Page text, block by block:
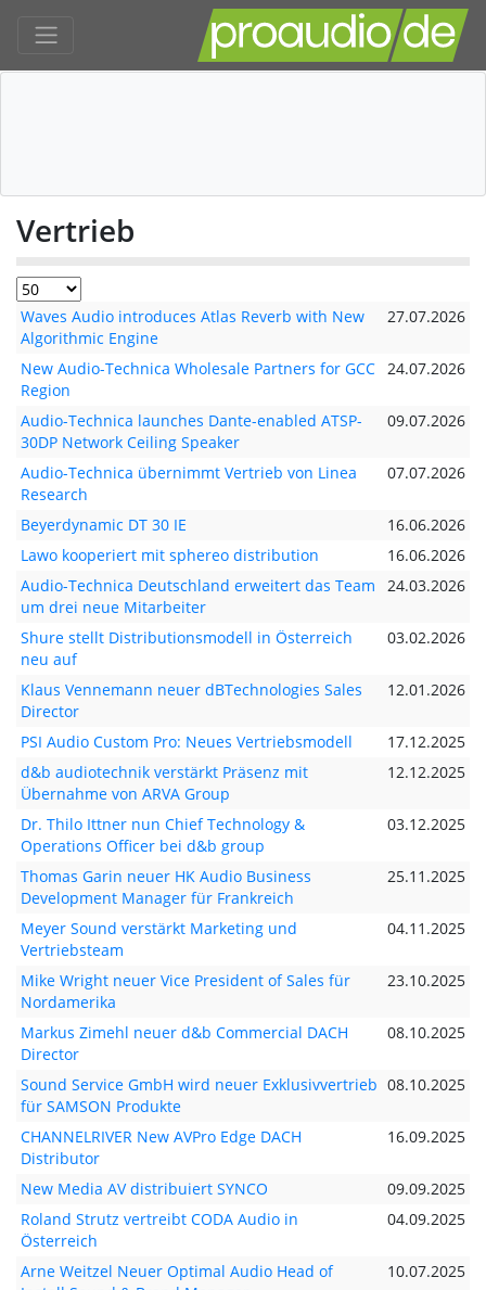
Vertrieb
Waves Audio introduces Atlas Reverb with New
Algorithmic Engine
27.07.2026
New Audio-Technica Wholesale Partners for GCC
Region
24.07.2026
Audio-Technica launches Dante-enabled ATSP-
30DP Network Ceiling Speaker
09.07.2026
Audio-Technica übernimmt Vertrieb von Linea
Research
07.07.2026
Beyerdynamic DT 30 IE
16.06.2026
Lawo kooperiert mit sphereo distribution
16.06.2026
Audio-Technica Deutschland erweitert das Team
um drei neue Mitarbeiter
24.03.2026
Shure stellt Distributionsmodell in Österreich
neu auf
03.02.2026
Klaus Vennemann neuer dBTechnologies Sales
Director
12.01.2026
PSI Audio Custom Pro: Neues Vertriebsmodell
17.12.2025
d&b audiotechnik verstärkt Präsenz mit
Übernahme von ARVA Group
12.12.2025
Dr. Thilo Ittner nun Chief Technology &
Operations Officer bei d&b group
03.12.2025
Thomas Garin neuer HK Audio Business
Development Manager für Frankreich
25.11.2025
Meyer Sound verstärkt Marketing und
Vertriebsteam
04.11.2025
Mike Wright neuer Vice President of Sales für
Nordamerika
23.10.2025
Markus Zimehl neuer d&b Commercial DACH
Director
08.10.2025
Sound Service GmbH wird neuer Exklusivvertrieb
für SAMSON Produkte
08.10.2025
CHANNELRIVER New AVPro Edge DACH
Distributor
16.09.2025
New Media AV distribuiert SYNCO
09.09.2025
Roland Strutz vertreibt CODA Audio in
Österreich
04.09.2025
Arne Weitzel Neuer Optimal Audio Head of
10.07.2025